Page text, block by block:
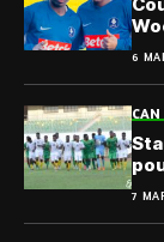
6
7